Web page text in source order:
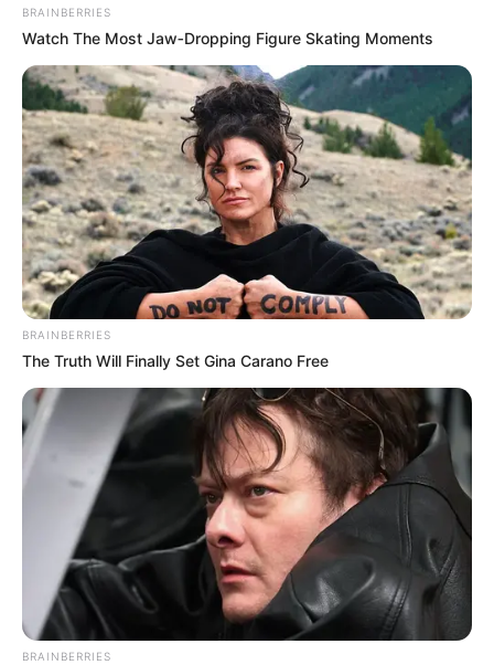
Câmara de Vereadores o Projeto de Lei nº 5/2023, que visa a
reestruturação dos cargos de Auxiliar de Enfermagem e Agente de
Saúde no município.
Esse projeto tem como objetivo reenquadrar os atuais ocupantes
dessas posições, buscando melhorias na prestação de serviços de
saúde à população e a valorização dos servidores públicos.
BRAINBERRIES
Watch The Most Jaw‑Dropping Figure Skating Moments
BRAINBERRIES
The Truth Will Finally Set Gina Carano Free
BRAINBERRIES